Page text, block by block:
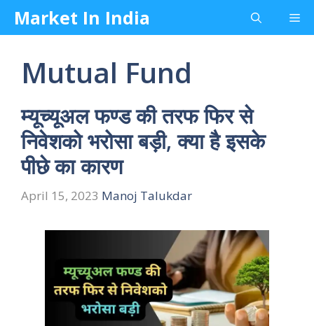
SkipMarket In India
Mutual Fund
म्यूच्यूअल फण्ड की तरफ फिर से
निवेशको भरोसा बड़ी, क्या है इसके
पीछे का कारण
April 15, 2023 Manoj Talukdar